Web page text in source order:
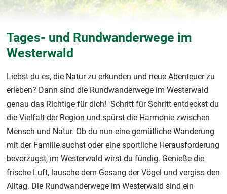
Tages- und Rundwanderwege im
Westerwald
Liebst du es, die Natur zu erkunden und neue Abenteuer zu
erleben? Dann sind die Rundwanderwege im Westerwald
genau das Richtige für dich! Schritt für Schritt entdeckst du
die Vielfalt der Region und spürst die Harmonie zwischen
Mensch und Natur. Ob du nun eine gemütliche Wanderung
mit der Familie suchst oder eine sportliche Herausforderung
bevorzugst, im Westerwald wirst du fündig. Genieße die
frische Luft, lausche dem Gesang der Vögel und vergiss den
Alltag. Die Rundwanderwege im Westerwald sind ein